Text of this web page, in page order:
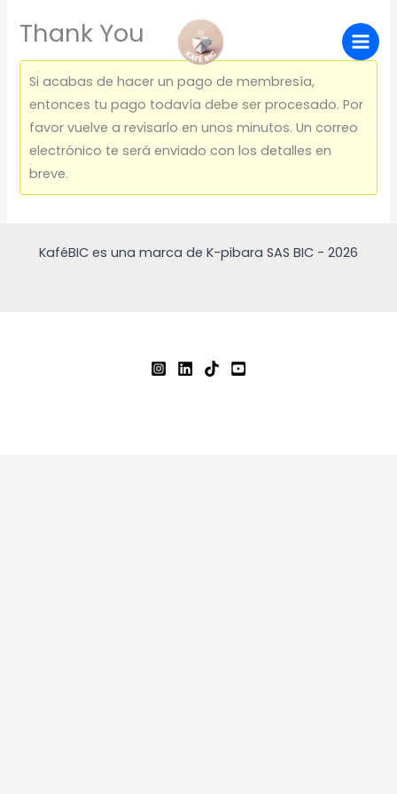
contenido
Thank You
Si acabas de hacer un pago de membresía,
entonces tu pago todavía debe ser procesado. Por
favor vuelve a revisarlo en unos minutos. Un correo
electrónico te será enviado con los detalles en
breve.
KaféBIC es una marca de K-pibara SAS BIC - 2026